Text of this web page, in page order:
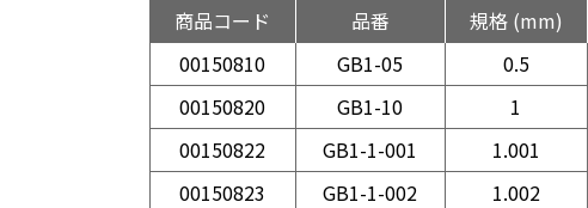
商品コード 品番 規格 (mm)
00150810
GB1-05 0.5
00150820
GB1-10 1
00150822
GB1-1-001 1.001
00150823
GB1-1-002 1.002